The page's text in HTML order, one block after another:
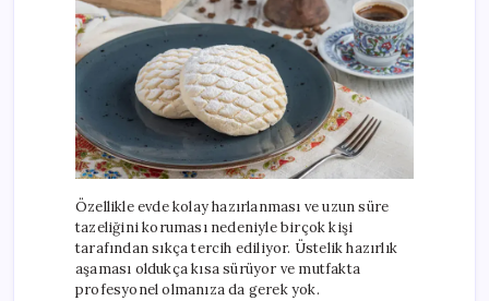
un
kurabiyesi
tarifi
için
Özellikle evde kolay hazırlanması ve uzun süre
tazeliğini koruması nedeniyle birçok kişi
tarafından sıkça tercih ediliyor. Üstelik hazırlık
aşaması oldukça kısa sürüyor ve mutfakta
profesyonel olmanıza da gerek yok.